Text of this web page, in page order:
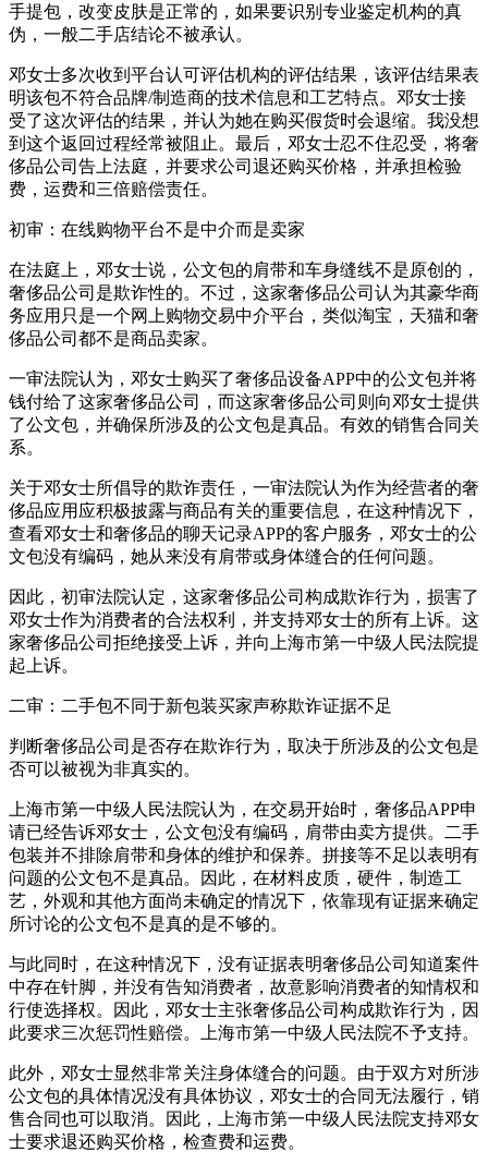
手提包，改变皮肤是正常的，如果要识别专业鉴定机构的真
伪，一般二手店结论不被承认。
邓女士多次收到平台认可评估机构的评估结果，该评估结果表
明该包不符合品牌/制造商的技术信息和工艺特点。邓女士接
受了这次评估的结果，并认为她在购买假货时会退缩。我没想
到这个返回过程经常被阻止。最后，邓女士忍不住忍受，将奢
侈品公司告上法庭，并要求公司退还购买价格，并承担检验
费，运费和三倍赔偿责任。
初审：在线购物平台不是中介而是卖家
在法庭上，邓女士说，公文包的肩带和车身缝线不是原创的，
奢侈品公司是欺诈性的。不过，这家奢侈品公司认为其豪华商
务应用只是一个网上购物交易中介平台，类似淘宝，天猫和奢
侈品公司都不是商品卖家。
一审法院认为，邓女士购买了奢侈品设备APP中的公文包并将
钱付给了这家奢侈品公司，而这家奢侈品公司则向邓女士提供
了公文包，并确保所涉及的公文包是真品。有效的销售合同关
系。
关于邓女士所倡导的欺诈责任，一审法院认为作为经营者的奢
侈品应用应积极披露与商品有关的重要信息，在这种情况下，
查看邓女士和奢侈品的聊天记录APP的客户服务，邓女士的公
文包没有编码，她从来没有肩带或身体缝合的任何问题。
因此，初审法院认定，这家奢侈品公司构成欺诈行为，损害了
邓女士作为消费者的合法权利，并支持邓女士的所有上诉。这
家奢侈品公司拒绝接受上诉，并向上海市第一中级人民法院提
起上诉。
二审：二手包不同于新包装买家声称欺诈证据不足
判断奢侈品公司是否存在欺诈行为，取决于所涉及的公文包是
否可以被视为非真实的。
上海市第一中级人民法院认为，在交易开始时，奢侈品APP申
请已经告诉邓女士，公文包没有编码，肩带由卖方提供。二手
包装并不排除肩带和身体的维护和保养。拼接等不足以表明有
问题的公文包不是真品。因此，在材料皮质，硬件，制造工
艺，外观和其他方面尚未确定的情况下，依靠现有证据来确定
所讨论的公文包不是真的是不够的。
与此同时，在这种情况下，没有证据表明奢侈品公司知道案件
中存在针脚，并没有告知消费者，故意影响消费者的知情权和
行使选择权。因此，邓女士主张奢侈品公司构成欺诈行为，因
此要求三次惩罚性赔偿。上海市第一中级人民法院不予支持。
此外，邓女士显然非常关注身体缝合的问题。由于双方对所涉
公文包的具体情况没有具体协议，邓女士的合同无法履行，销
售合同也可以取消。因此，上海市第一中级人民法院支持邓女
士要求退还购买价格，检查费和运费。